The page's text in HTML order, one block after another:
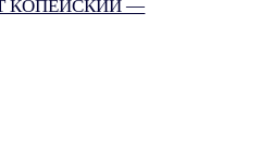
КОПЕЙСКИЙ —